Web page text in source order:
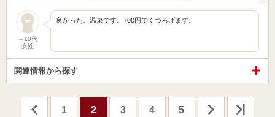
～10代
女性
良かった。温泉です。700円でくつろげます。
関連情報から探す
1 2 3 4 5